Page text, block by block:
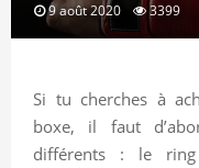
9 août 2020 3399
Si tu cherches à
boxe, il faut
différents : le